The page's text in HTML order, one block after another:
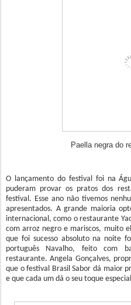
Paella negra do
O lançamento do festival foi na
puderam provar os pratos dos
festival. Esse ano não tivemos
apresentados. A grande maioria
internacional, como o restaurante
com arroz negro e mariscos, muito
que foi sucesso absoluto na noite
português Navalho, feito com
restaurante. Angela Gonçalves,
que o festival Brasil Sabor dá maior
e que cada um dá o seu toque